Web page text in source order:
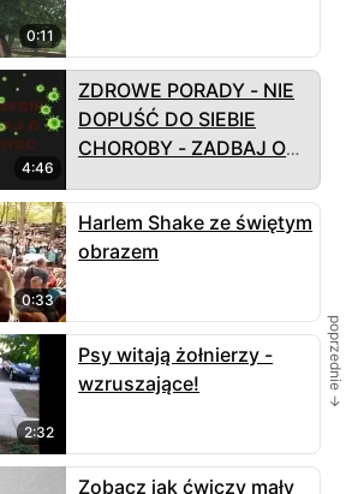
0:11
4:46
ZDROWE PORADY - NIE
DOPUŚĆ DO SIEBIE
CHOROBY - ZADBAJ O
0:33
Harlem Shake ze świętym
obrazem
2:32
Psy witają żołnierzy -
wzruszające!
Zobacz jak ćwiczy mały
poprzednie →